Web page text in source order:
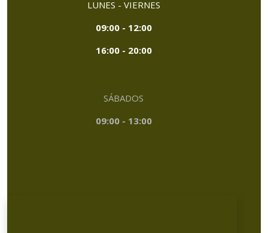
LUNES - VIERNES
09:00 - 12:00
16:00 - 20:00
SÁBADOS
09:00 - 13:00